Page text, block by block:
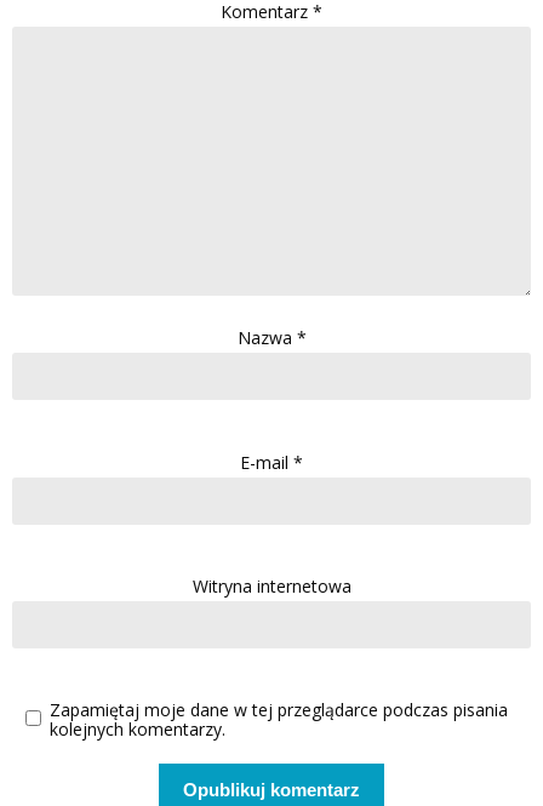
Komentarz *
Nazwa *
E-mail *
Witryna internetowa
Zapamiętaj moje dane w tej przeglądarce podczas pisania
kolejnych komentarzy.